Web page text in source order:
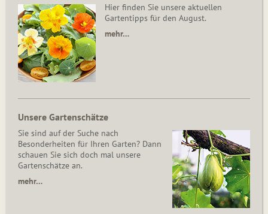
Hier finden Sie unsere aktuellen
Gartentipps für den August.
mehr…
Unsere Gartenschätze
Sie sind auf der Suche nach
Besonderheiten für Ihren Garten? Dann
schauen Sie sich doch mal unsere
Gartenschätze an.
mehr…